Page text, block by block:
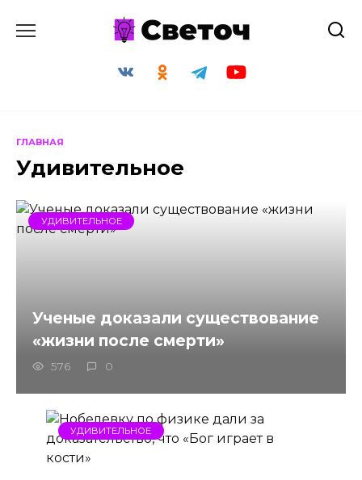
ГЛАВНАЯ
Удивительное
УДИВИТЕЛЬНОЕ
Ученые доказали существование
«жизни после смерти»
576 0
УДИВИТЕЛЬНОЕ